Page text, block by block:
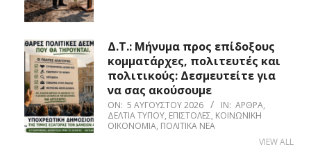
Δ.Τ.: Μήνυμα προς επίδοξους
κομματάρχες, πολιτευτές και
πολιτικούς: Δεσμευτείτε για
να σας ακούσουμε
ON: 5 ΑΥΓΟΎΣΤΟΥ 2026 IN: ΆΡΘΡΑ,
ΔΕΛΤΊΑ ΤΎΠΟΥ, ΕΠΙΣΤΟΛΈΣ, ΚΟΙΝΩΝΙΚΉ
ΟΙΚΟΝΟΜΊΑ, ΠΟΛΙΤΙΚΆ ΝΈΑ
VIEW ALL